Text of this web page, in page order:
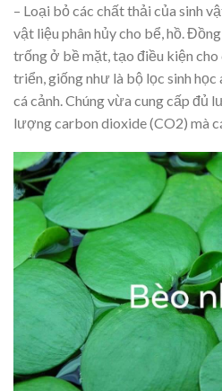
– Loại bỏ các chất thải của sinh
vật liệu phân hủy cho bể, hồ.
trống ở bề mặt, tạo điều kiện
triển, giống như là bộ lọc sinh học
cá cảnh. Chúng vừa cung cấp đủ
lượng carbon dioxide (CO2) mà